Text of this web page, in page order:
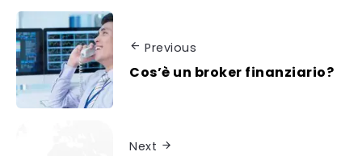
Previous
Cos’è un broker finanziario?
Next